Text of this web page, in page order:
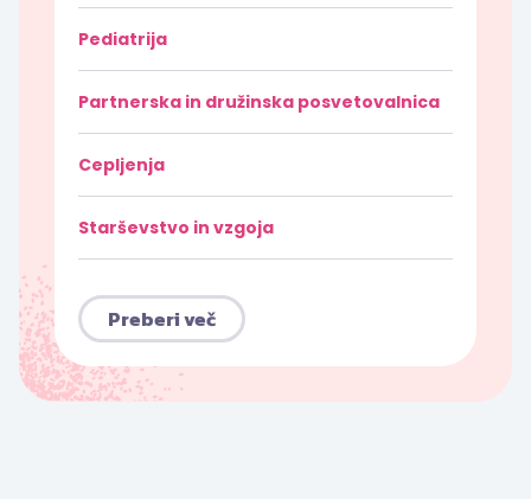
Pediatrija
Partnerska in družinska posvetovalnica
Cepljenja
Starševstvo in vzgoja
Preberi več